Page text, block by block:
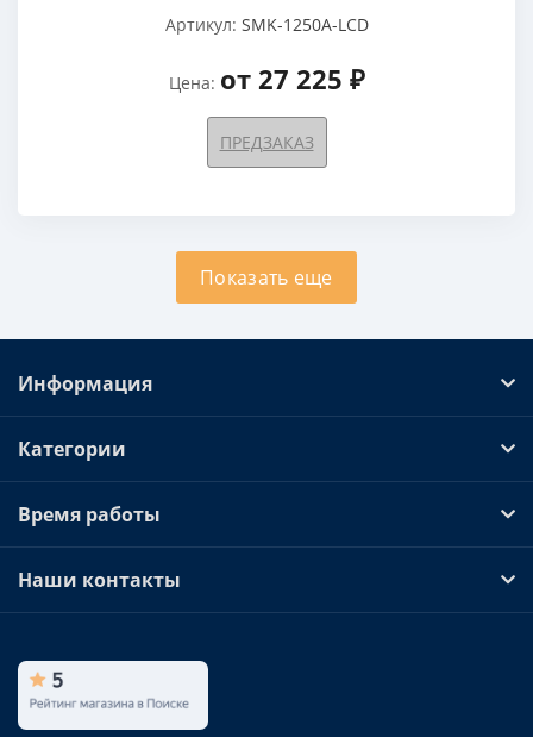
Артикул: SMK-1250A-LCD
Цена: от 27 225 ₽
ПРЕДЗАКАЗ
Показать еще
Информация
Категории
Время работы
Наши контакты